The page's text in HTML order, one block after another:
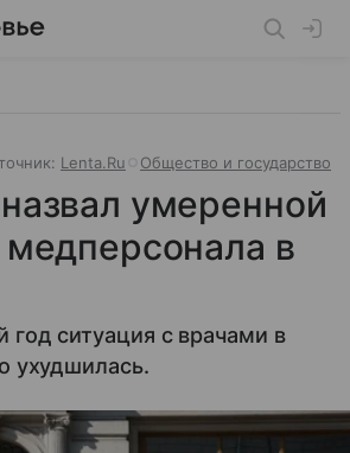
Lenta.Ru Общество и государство
умеренной
медперсонала в
ситуация с врачами в
ухудшилась.